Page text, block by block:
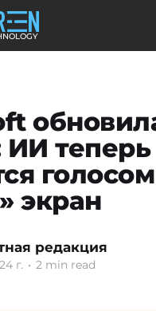
ИИ теперь
экран
редакция
г. • 2 min read